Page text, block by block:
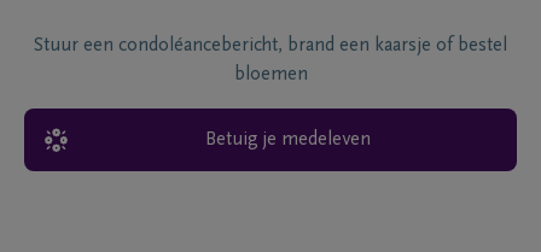
Stuur een condoléancebericht, brand een kaarsje of bestel
bloemen
Betuig je medeleven